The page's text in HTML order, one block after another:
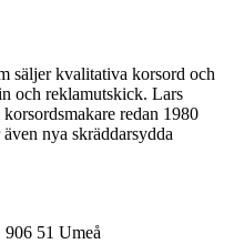
säljer kvalitativa korsord och
och reklamutskick. Lars
redan 1980
nya skräddarsydda
51 Umeå